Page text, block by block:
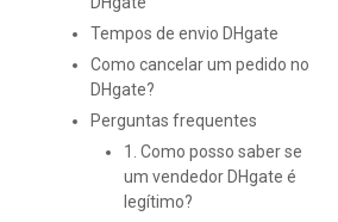
Tempos de envio DHgate
Como cancelar um pedido no
DHgate?
Perguntas frequentes
1. Como posso saber se
um vendedor DHgate é
legítimo?